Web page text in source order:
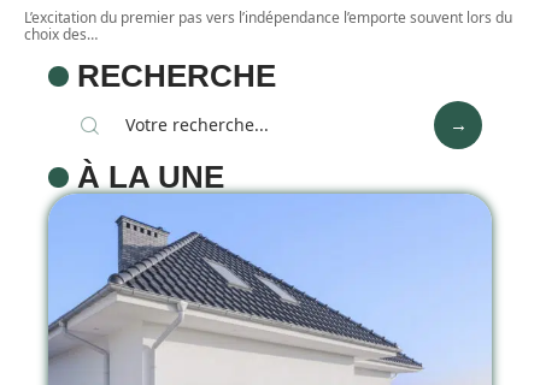
L’excitation du premier pas vers l’indépendance l’emporte souvent lors du
choix des…
RECHERCHE
À LA UNE